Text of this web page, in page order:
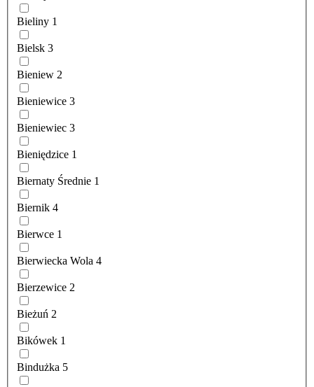
Bieliny 1
Bielsk 3
Bieniew 2
Bieniewice 3
Bieniewiec 3
Bieniędzice 1
Biernaty Średnie 1
Biernik 4
Bierwce 1
Bierwiecka Wola 4
Bierzewice 2
Bieżuń 2
Bikówek 1
Bindużka 5